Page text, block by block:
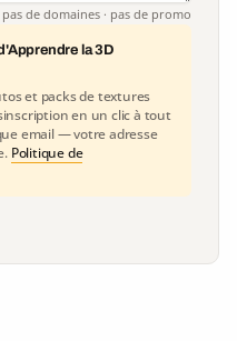
pas de domaines · pas de promo
la 3D
et packs de textures
en un clic à tout
email — votre adresse
Politique de